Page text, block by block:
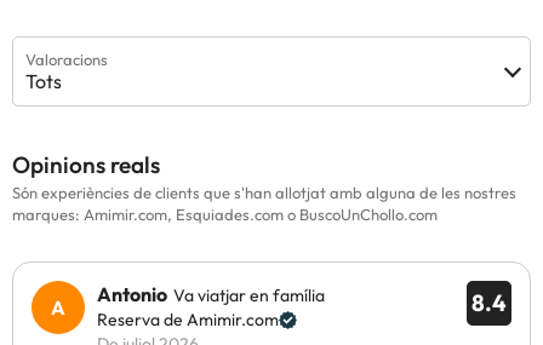
Valoracions
Tots
Opinions reals
Són experiències de clients que s'han allotjat amb alguna de les nostres
marques: Amimir.com, Esquiades.com o BuscoUnChollo.com
8.4
Antonio Va viatjar en família
Reserva de Amimir.com